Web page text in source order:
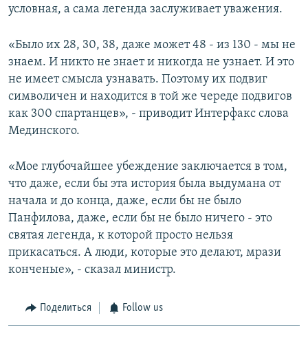
условная, а сама легенда заслуживает уважения.
«Было их 28, 30, 38, даже может 48 - из 130 - мы не
знаем. И никто не знает и никогда не узнает. И это
не имеет смысла узнавать. Поэтому их подвиг
символичен и находится в той же череде подвигов
как 300 спартанцев», - приводит Интерфакс слова
Мединского.
«Мое глубочайшее убеждение заключается в том,
что даже, если бы эта история была выдумана от
начала и до конца, даже, если бы не было
Панфилова, даже, если бы не было ничего - это
святая легенда, к которой просто нельзя
прикасаться. А люди, которые это делают, мрази
конченые», - сказал министр.
Поделиться Follow us